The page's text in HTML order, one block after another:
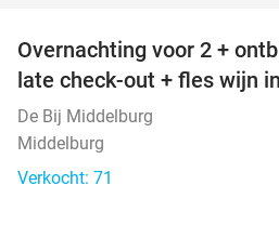
Overnachting voor 2 +
late check-out + fles wijn
De Bij Middelburg
Middelburg
Verkocht: 71